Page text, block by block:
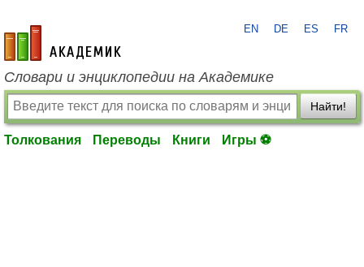
academic.ru
EN DE ES FR
Словари и энциклопедии на Академике
Найти!
Толкования Переводы Книги Игры ⚽